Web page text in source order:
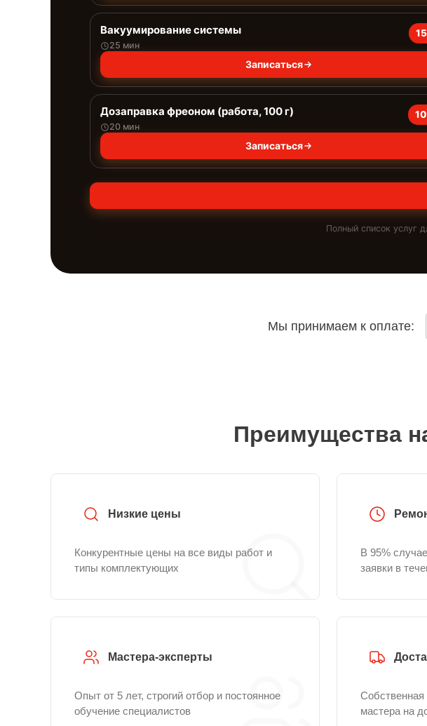
Вакуумирование системы
25 мин
Записаться
Дозаправка фреоном (работа, 100 г)
20 мин
Записаться
Полный список услуг
Мы принимаем к оплате:
Преимущества
Низкие цены
Конкурентные цены на все виды работ и
типы комплектующих
В 95%
заявки в
Мастера-эксперты
Опыт от 5 лет, строгий отбор и постоянное
обучение специалистов
мастера на